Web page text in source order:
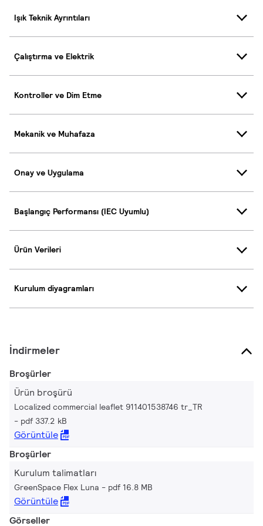
Işık Teknik Ayrıntıları
Çalıştırma ve Elektrik
Kontroller ve Dim Etme
Mekanik ve Muhafaza
Onay ve Uygulama
Başlangıç Performansı (IEC Uyumlu)
Ürün Verileri
Kurulum diyagramları
İndirmeler
Broşürler
Ürün broşürü
Localized commercial leaflet 911401538746 tr_TR
pdf 337.2 kB
Görüntüle
Broşürler
Kurulum talimatları
GreenSpace Flex Luna pdf 16.8 MB
Görüntüle
Görseller